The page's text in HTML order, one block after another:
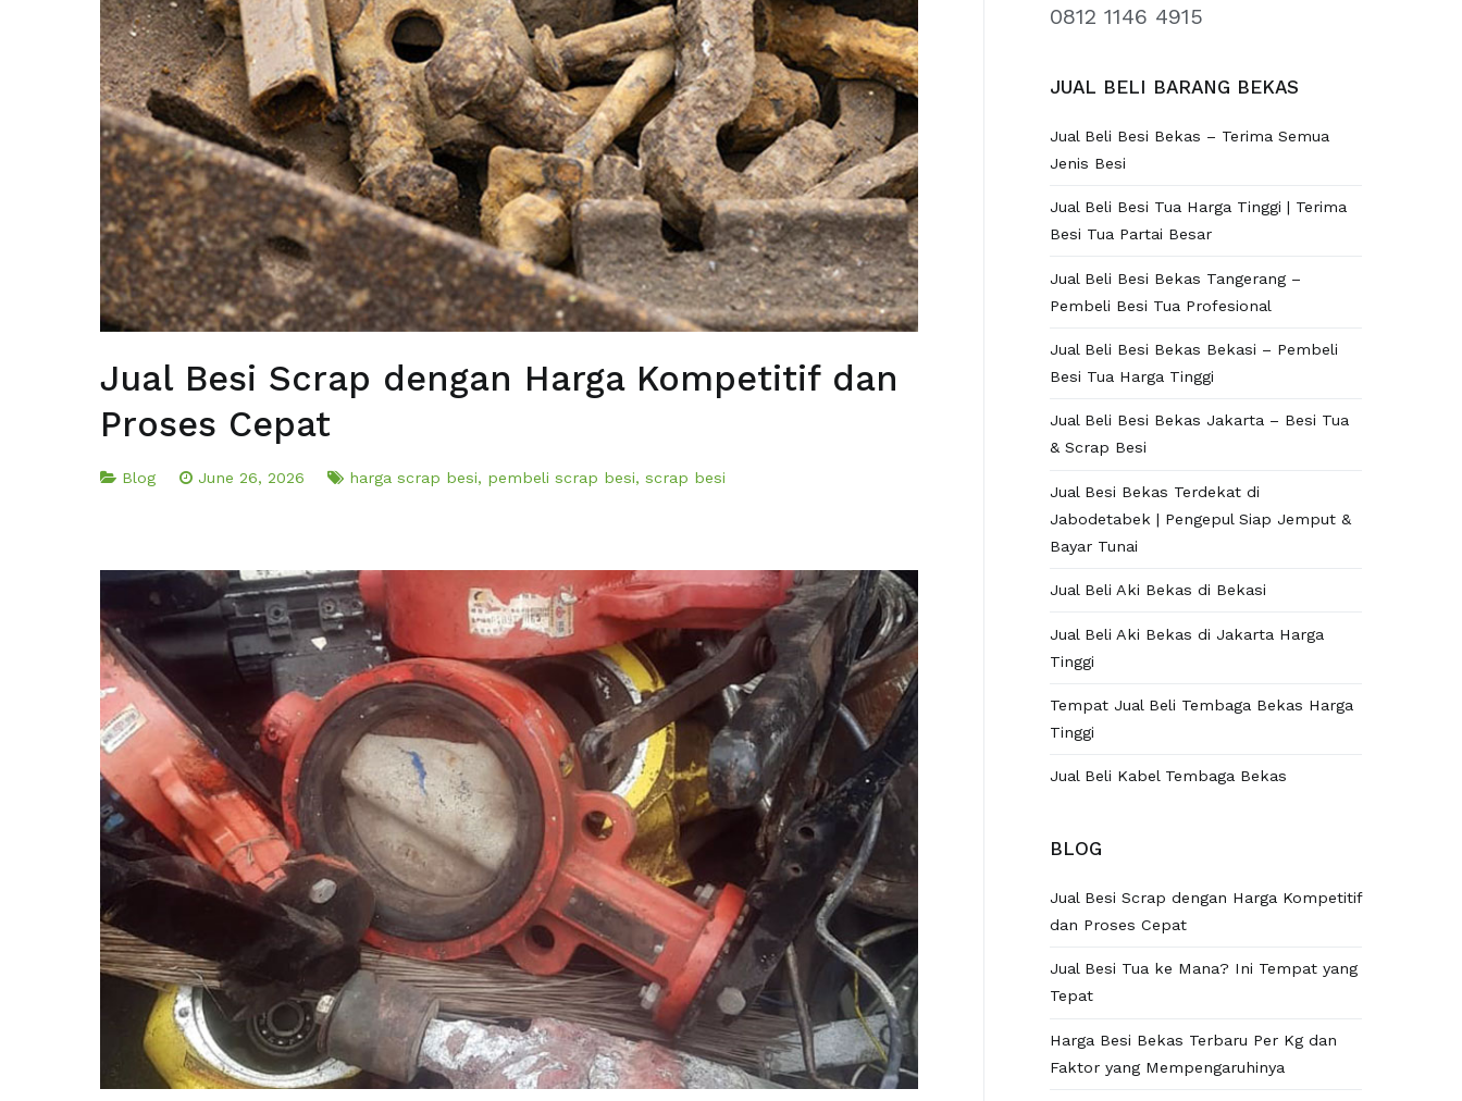
Jual Besi Scrap dengan Harga Kompetitif dan
Proses Cepat
Blog June 26, 2026 harga scrap besi, pembeli scrap besi,scrap besi
0812 1146 4915
JUAL BELI BARANG BEKAS
Jual Beli Besi Bekas – Terima Semua
Jenis Besi
Jual Beli Besi Tua Harga Tinggi | Terima
Besi Tua Partai Besar
Jual Beli Besi Bekas Tangerang –
Pembeli Besi Tua Profesional
Jual Beli Besi Bekas Bekasi – Pembeli
Besi Tua Harga Tinggi
Jual Beli Besi Bekas Jakarta – Besi Tua
& Scrap Besi
Jual Besi Bekas Terdekat di
Jabodetabek | Pengepul Siap Jemput &
Bayar Tunai
Jual Beli Aki Bekas di Bekasi
Jual Beli Aki Bekas di Jakarta Harga
Tinggi
Tempat Jual Beli Tembaga Bekas Harga
Tinggi
Jual Beli Kabel Tembaga Bekas
BLOG
Jual Besi Scrap dengan Harga Kompetitif
dan Proses Cepat
Jual Besi Tua ke Mana? Ini Tempat yang
Tepat
Harga Besi Bekas Terbaru Per Kg dan
Faktor yang Mempengaruhinya